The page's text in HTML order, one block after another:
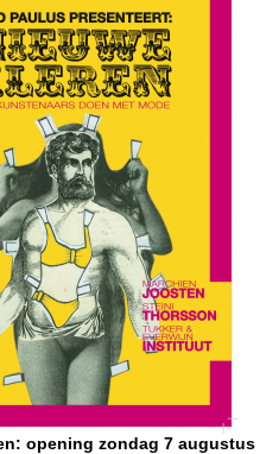
opening zondag 7 augustus